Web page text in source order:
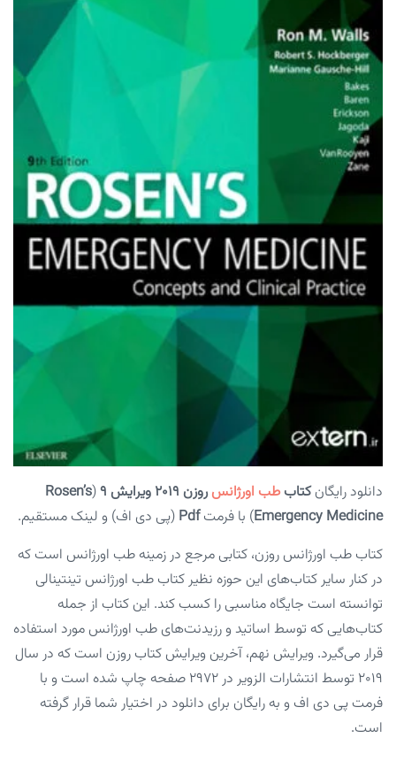
دانلود رایگانکتابطب اورژانسروزن ۲۰۱۹ ویرایش ۹ (
Rosen’s
Emergency Medicine) با فرمتPdf (پی دی اف) و لینک مستقیم.
کتاب طب اورژانس روزن، کتابی مرجع در زمینه طب اورژانس است که
در کنار سایر کتاب‌های این حوزه نظیر کتاب طب اورژانس تینتینالی
توانسته است جایگاه مناسبی را کسب کند. این کتاب از جمله
کتاب‌هایی که توسط اساتید و رزیدنت‌های طب اورژانس مورد استفاده
قرار می‌گیرد. ویرایش نهم، آخرین ویرایش کتاب روزن است که در سال
۲۰۱۹ توسط انتشارات الزویر در ۲۹۷۲ صفحه چاپ شده است و با
فرمت پی دی اف و به رایگان برای دانلود در اختیار شما قرار گرفته
است.